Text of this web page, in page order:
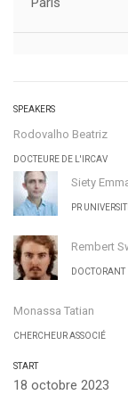
SPEAKERS
Rodovalho Beatriz
DOCTEURE DE L'IRCAV
Siety
PR
Rembert
DOCTORANT
Monassa Tatian
CHERCHEUR ASSOCIÉ
START
18 octobre 2023